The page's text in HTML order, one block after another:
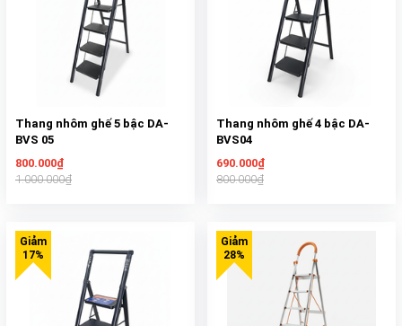
Thang nhôm ghế 5 bậc DA-
BVS 05
800.000₫
1.000.000₫
Thang nhôm ghế 4 bậc DA-
BVS04
690.000₫
800.000₫